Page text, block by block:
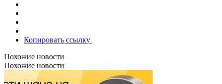
Копировать ссылку
Похожие новости
Похожие новости